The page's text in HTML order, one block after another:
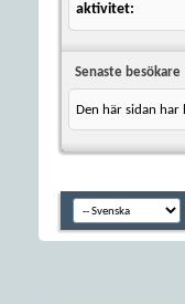
aktivitet
Senaste besökare
Den här sidan har